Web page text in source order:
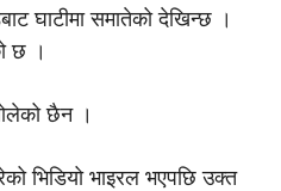
घाटीमा समातेको देखिन्छ ।
छ ।
छैन ।
भिडियो भाइरल भएपछि उक्त